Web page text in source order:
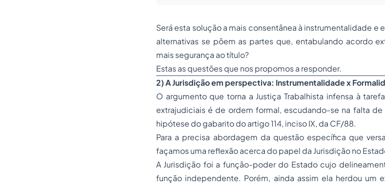
Será esta solução a mais consentânea à instrumentalidade e
alternativas se põem as partes que, entabulando acordo
mais segurança ao título?
Estas as questões que nos propomos a responder.
2) A Jurisdição em perspectiva: Instrumentalidade x
O argumento que torna a Justiça Trabalhista infensa à
extrajudiciais é de ordem formal, escudando-se na falta
hipótese do gabarito do artigo 114, inciso IX, da CF/88.
Para a precisa abordagem da questão específica que
façamos uma reflexão acerca do papel da Jurisdição no
A Jurisdição foi a função-poder do Estado cujo
função independente. Porém, ainda assim ela herdou um